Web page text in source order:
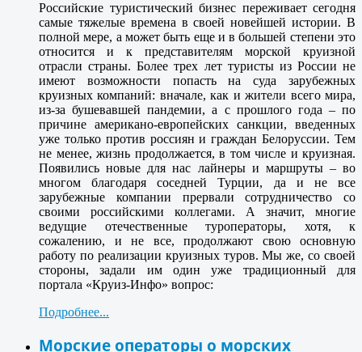
Российские туристический бизнес переживает сегодня
самые тяжелые времена в своей новейшей истории. В
полной мере, а может быть еще и в большей степени это
относится и к представителям морской круизной
отрасли страны. Более трех лет туристы из России не
имеют возможности попасть на суда зарубежных
круизных компаний: вначале, как и жители всего мира,
из-за бушевавшей пандемии, а с прошлого года – по
причине американо-европейских санкции, введенных
уже только против россиян и граждан Белоруссии. Тем
не менее, жизнь продолжается, в том числе и круизная.
Появились новые для нас лайнеры и маршруты – во
многом благодаря соседней Турции, да и не все
зарубежные компании прервали сотрудничество со
своими российскими коллегами. А значит, многие
ведущие отечественные туроператоры, хотя, к
сожалению, и не все, продолжают свою основную
работу по реализации круизных туров. Мы же, со своей
стороны, задали им один уже традиционный для
портала «Круиз-Инфо» вопрос:
Подробнее...
Морские операторы о морских